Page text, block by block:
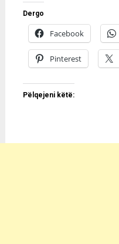
Dergo
Facebook
Pinterest
Pëlqejeni këtë: